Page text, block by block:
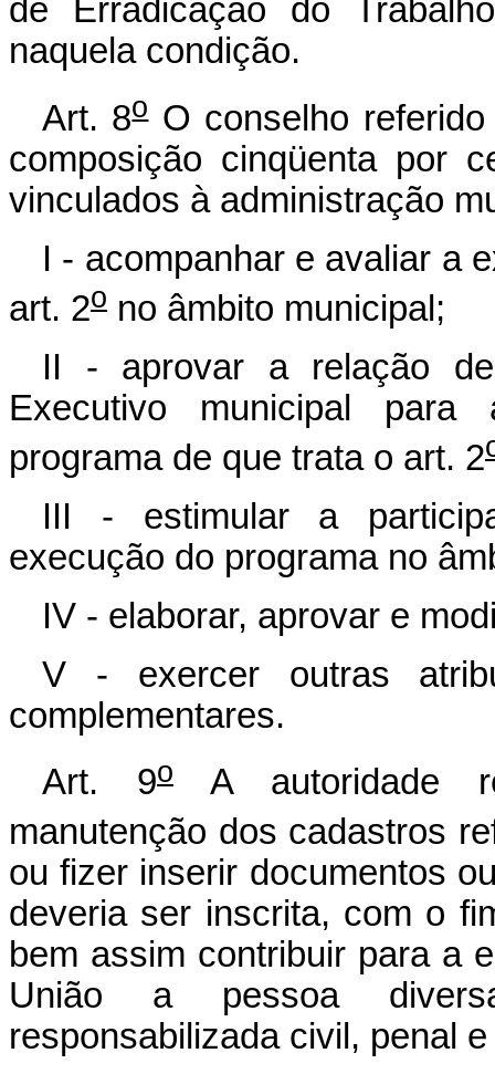
de Erradicação do
naquela condição.
Art. 8oO conselho
composição cinqüenta por
vinculados à administração
I - acompanhar e avaliar a
art. 2o no âmbito municipal;
II - aprovar a relação
Executivo municipal
programa de que trata o art. 2
III - estimular a
execução do programa no
IV - elaborar, aprovar e
V - exercer outras
complementares.
Art. 9o
A autoridade
manutenção dos cadastros
ou fizer inserir documentos
deveria ser inscrita, com o
bem assim contribuir para a
União a pessoa
responsabilizada civil, penal